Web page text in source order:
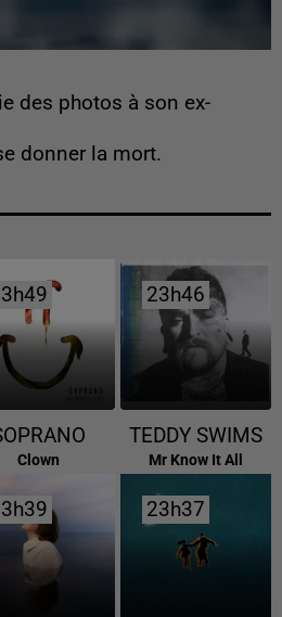
des photos à son ex-
donner la mort.
Clown
23h46
23h46
TEDDY SWIMS
Mr Know It All
23h37
23h37